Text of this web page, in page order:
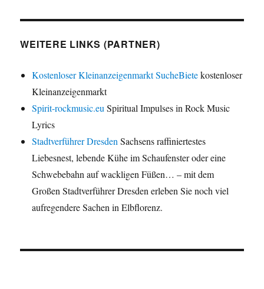
WEITERE LINKS (PARTNER)
Kostenloser Kleinanzeigenmarkt SucheBietekostenloser
Kleinanzeigenmarkt
Spirit-rockmusic.eu Spiritual Impulses in Rock Music
Lyrics
Stadtverführer Dresden Sachsens raffiniertestes
Liebesnest, lebende Kühe im Schaufenster oder eine
Schwebebahn auf wackligen Füßen… – mit dem
Großen Stadtverführer Dresden erleben Sie noch viel
aufregendere Sachen in Elbflorenz.